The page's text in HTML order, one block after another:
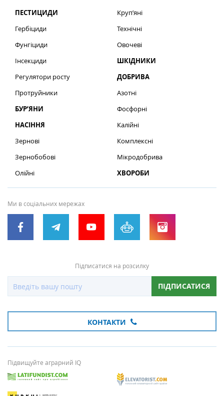
ПЕСТИЦИДИ
Гербіциди
Фунгіциди
Інсекциди
Регулятори росту
Протруйники
БУР’ЯНИ
НАСІННЯ
Зернові
Зернобобові
Олійні
Круп’яні
Технічні
Овочеві
ШКІДНИКИ
ДОБРИВА
Азотні
Фосфорні
Калійні
Комплексні
Мікродобрива
ХВОРОБИ
Ми в соціальних мережах
Підписатися на розсилку
ПІДПИСАТИСЯ
КОНТАКТИ
Підвищуйте аграрний IQ